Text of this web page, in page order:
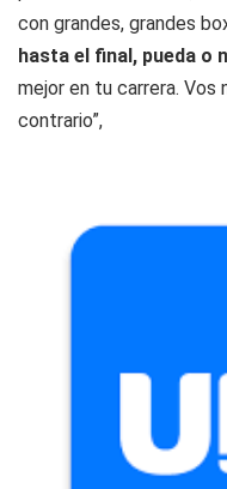
con grandes, grandes
hasta el final, pueda o
mejor en tu carrera. Vos
contrario”,